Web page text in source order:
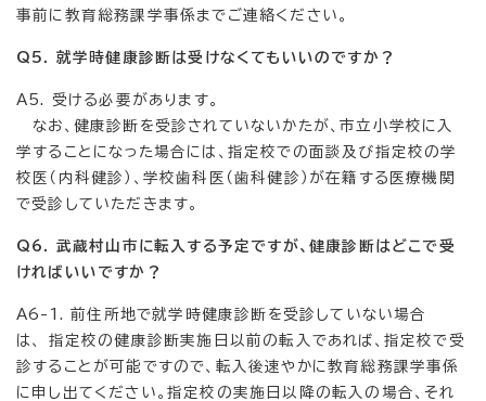
事前に教育総務課学事係までご連絡ください。
Q5. 就学時健康診断は受けなくてもいいのですか？
A5. 受ける必要があります。
なお、健康診断を受診されていないかたが、市立小学校に入
学することになった場合には、指定校での面談及び指定校の学
校医（内科健診）、学校歯科医（歯科健診）が在籍する医療機関
で受診していただきます。
Q6. 武蔵村山市に転入する予定ですが、健康診断はどこで受
ければいいですか？
A6-1. 前住所地で就学時健康診断を受診していない場合
は、 指定校の健康診断実施日以前の転入であれば、指定校で受
診することが可能ですので、転入後速やかに教育総務課学事係
に申し出てください。指定校の実施日以降の転入の場合、それ